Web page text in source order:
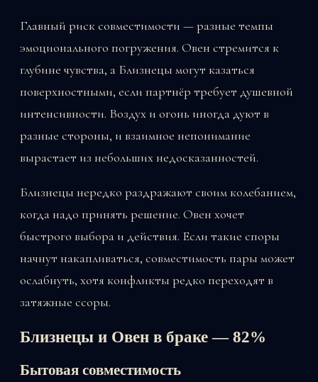
Главный риск совместимости — разные темпы
эмоционального погружения. Овен стремится к
глубине чувства, а Близнецы могут казаться
поверхностными, если партнёр требует душевной
интенсивности. Воздух и огонь иногда дуют в
разные стороны, и взаимное непонимание
вырастает из небольших недосказанностей.
Близнецы нередко раздражают своим колебанием,
когда надо принять решение. Овен хочет
быстрого выбора и действия. Если такие споры
начнут накапливаться, совместимость пары может
ослабнуть, хотя конфликты редко переходят в
затяжные ссоры.
Близнецы и Овен в браке — 82%
Бытовая совместимость